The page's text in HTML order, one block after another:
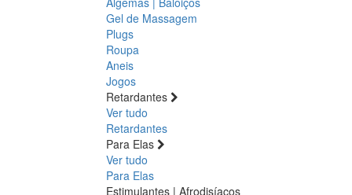
Gel de Massagem
Plugs
Roupa
Aneis
Jogos
Retardantes
Ver tudo
Retardantes
Para Elas
Ver tudo
Para Elas
Estimulantes | Afrodisíacos